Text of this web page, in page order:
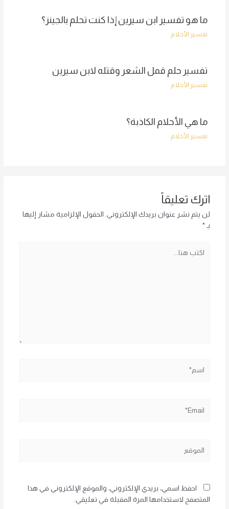
ما هو تفسير ابن سيرين إذا كنت تحلم بالجينز؟
تفسير الأحلام
تفسير حلم قمل الشعر وقتله لابن سيرين
تفسير الأحلام
ما هي الأحلام الكاذبة؟
تفسير الأحلام
اترك تعليقاً
لن يتم نشر عنوان بريدك الإلكتروني. الحقول الإلزامية مشار إليها
بـ *
احفظ اسمي، بريدي الإلكتروني، والموقع الإلكتروني في هذا
المتصفح لاستخدامها المرة المقبلة في تعليقي.